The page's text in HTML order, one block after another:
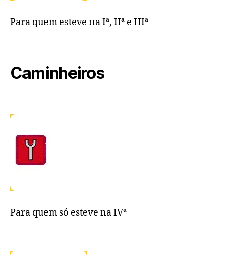
Para quem esteve na Iª, IIª e IIIª
Caminheiros
Para quem só esteve na IVª